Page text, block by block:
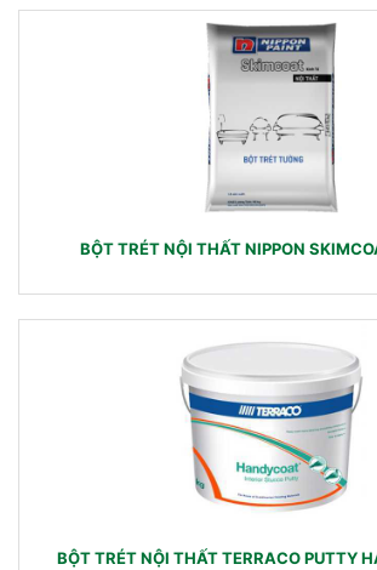
BỘT TRÉT NỘI THẤT NIPPON
BỘT TRÉT NỘI THẤT TERRACO PUTTY